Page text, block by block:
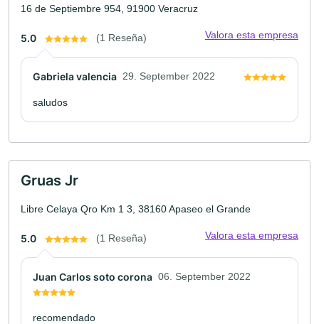
16 de Septiembre 954, 91900 Veracruz
5.0 (1 Reseña) Valora esta empresa
Gabriela valencia 29. September 2022
saludos
Gruas Jr
Libre Celaya Qro Km 1 3, 38160 Apaseo el Grande
5.0 (1 Reseña) Valora esta empresa
Juan Carlos soto corona 06. September 2022
recomendado